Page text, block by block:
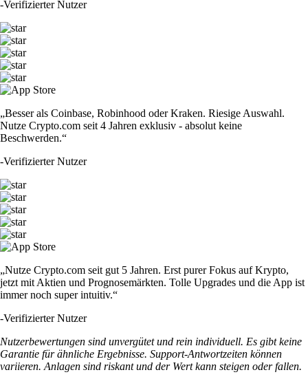
-Verifizierter Nutzer
„Besser als Coinbase, Robinhood oder Kraken. Riesige Auswahl.
Nutze Crypto.com seit 4 Jahren exklusiv - absolut keine
Beschwerden.“
-Verifizierter Nutzer
„Nutze Crypto.com seit gut 5 Jahren. Erst purer Fokus auf Krypto,
jetzt mit Aktien und Prognosemärkten. Tolle Upgrades und die App ist
immer noch super intuitiv.“
-Verifizierter Nutzer
Nutzerbewertungen sind unvergütet und rein individuell. Es gibt keine
Garantie für ähnliche Ergebnisse. Support-Antwortzeiten können
variieren. Anlagen sind riskant und der Wert kann steigen oder fallen.